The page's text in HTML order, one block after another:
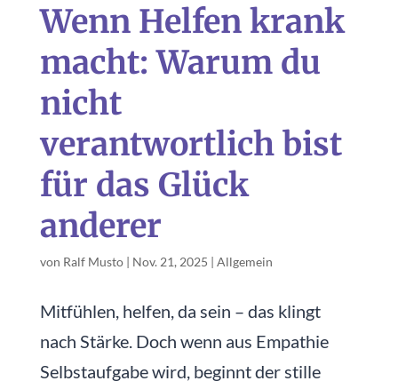
Wenn Helfen krank
macht: Warum du
nicht
verantwortlich bist
für das Glück
anderer
von Ralf Musto| Nov. 21, 2025 | Allgemein
Mitfühlen, helfen, da sein – das klingt
nach Stärke. Doch wenn aus Empathie
Selbstaufgabe wird, beginnt der stille